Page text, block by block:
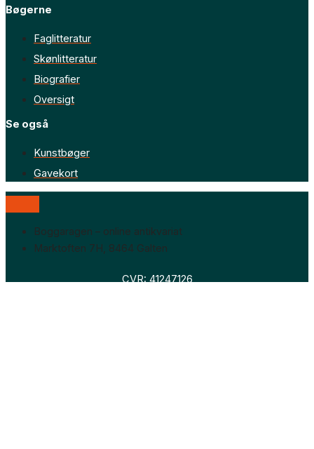
Bøgerne
Faglitteratur
Skønlitteratur
Biografier
Oversigt
Se også
Kunstbøger
Gavekort
Boggaragen – online antikvariat
Marktoften 7H, 8464 Galten
CVR: 41247126